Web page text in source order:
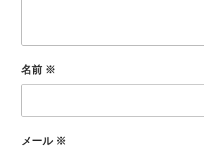
名前 ※
メール ※